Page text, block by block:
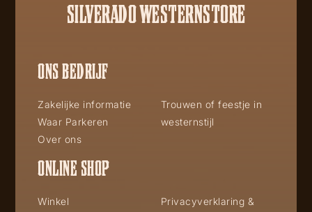
SILVERADO WESTERNSTORE
ONS BEDRIJF
Zakelijke informatie
Waar Parkeren
Over ons
Trouwen of feestje in
westernstijl
ONLINE SHOP
Winkel
Privacyverklaring &